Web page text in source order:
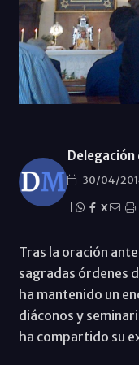
Delegación
30/04/
X
Tras la oración
sagradas órdenes
ha mantenido un
diáconos y
ha compartido su